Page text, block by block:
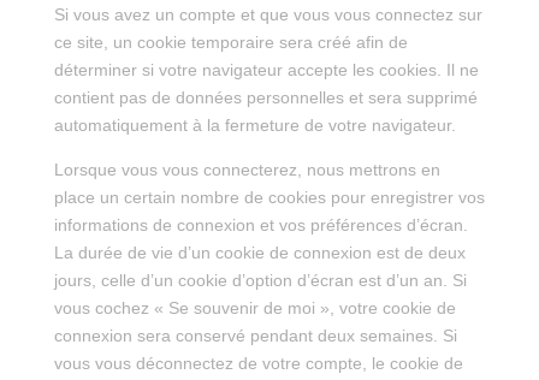
Si vous avez un compte et que vous vous connectez sur
ce site, un cookie temporaire sera créé afin de
déterminer si votre navigateur accepte les cookies. Il ne
contient pas de données personnelles et sera supprimé
automatiquement à la fermeture de votre navigateur.
Lorsque vous vous connecterez, nous mettrons en
place un certain nombre de cookies pour enregistrer vos
informations de connexion et vos préférences d’écran.
La durée de vie d’un cookie de connexion est de deux
jours, celle d’un cookie d’option d’écran est d’un an. Si
vous cochez « Se souvenir de moi », votre cookie de
connexion sera conservé pendant deux semaines. Si
vous vous déconnectez de votre compte, le cookie de